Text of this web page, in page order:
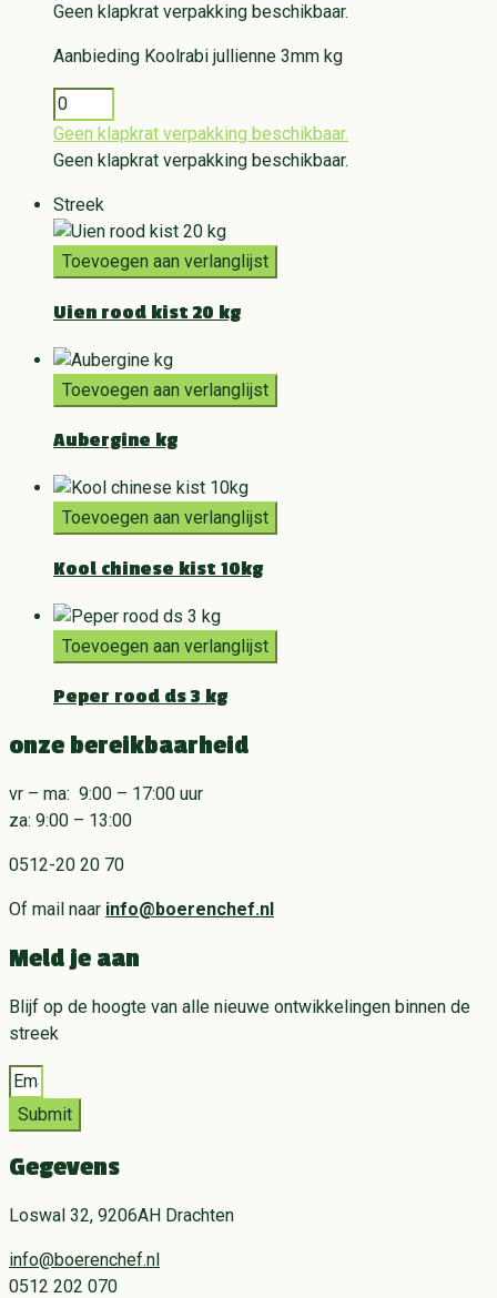
Geen klapkrat verpakking beschikbaar.
Aanbieding Koolrabi jullienne 3mm kg
Geen klapkrat verpakking beschikbaar.
Geen klapkrat verpakking beschikbaar.
Streek
Toevoegen aan verlanglijst
Uien rood kist 20 kg
Toevoegen aan verlanglijst
Aubergine kg
Toevoegen aan verlanglijst
Kool chinese kist 10kg
Toevoegen aan verlanglijst
Peper rood ds 3 kg
onze bereikbaarheid
vr – ma: 9:00 – 17:00 uur
za: 9:00 – 13:00
0512-20 20 70
Of mail naar info@boerenchef.nl
Meld je aan
Blijf op de hoogte van alle nieuwe ontwikkelingen binnen de
streek
Submit
Gegevens
Loswal 32, 9206AH Drachten
info@boerenchef.nl
0512 202 070